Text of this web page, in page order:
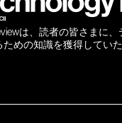
は、読者の皆さまに
ための知識を獲得してい